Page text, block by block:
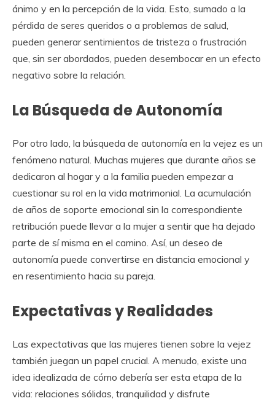
ánimo y en la percepción de la vida. Esto, sumado a la
pérdida de seres queridos o a problemas de salud,
pueden generar sentimientos de tristeza o frustración
que, sin ser abordados, pueden desembocar en un efecto
negativo sobre la relación.
La Búsqueda de Autonomía
Por otro lado, la búsqueda de autonomía en la vejez es un
fenómeno natural. Muchas mujeres que durante años se
dedicaron al hogar y a la familia pueden empezar a
cuestionar su rol en la vida matrimonial. La acumulación
de años de soporte emocional sin la correspondiente
retribución puede llevar a la mujer a sentir que ha dejado
parte de sí misma en el camino. Así, un deseo de
autonomía puede convertirse en distancia emocional y
en resentimiento hacia su pareja.
Expectativas y Realidades
Las expectativas que las mujeres tienen sobre la vejez
también juegan un papel crucial. A menudo, existe una
idea idealizada de cómo debería ser esta etapa de la
vida: relaciones sólidas, tranquilidad y disfrute